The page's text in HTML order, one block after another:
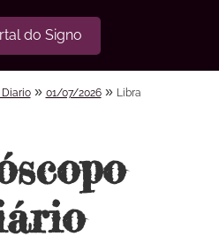
do Signo
» 01/07/2026» Libra